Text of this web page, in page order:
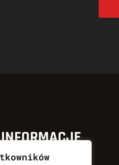
INFORMACJE
AKTUALNOŚCI